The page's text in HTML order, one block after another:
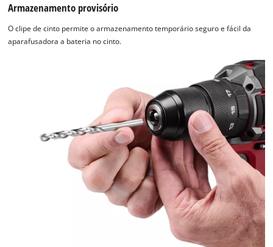
Armazenamento provisório
O clipe de cinto permite o armazenamento temporário seguro e fácil da
aparafusadora a bateria no cinto.